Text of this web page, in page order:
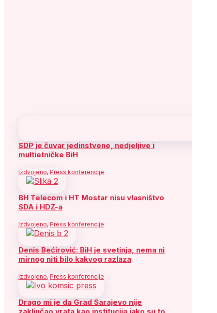
SDP je čuvar jedinstvene, nedjeljive i
multietničke BiH
Izdvojeno, Press konferencije
BH Telecom i HT Mostar nisu vlasništvo
SDA i HDZ-a
Izdvojeno, Press konferencije
Denis Bećirović: BiH je svetinja, nema ni
mirnog niti bilo kakvog razlaza
Izdvojeno, Press konferencije
Drago mi je da Grad Sarajevo nije